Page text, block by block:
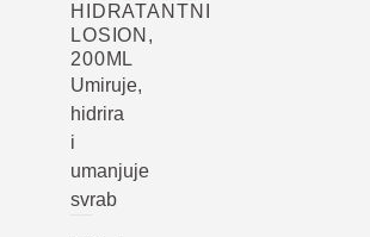
HIDRATANTNI
LOSION,
200ML
Umiruje,
hidrira
i
umanjuje
svrab